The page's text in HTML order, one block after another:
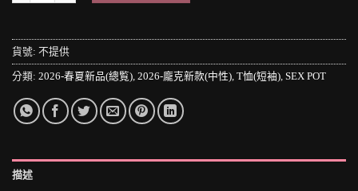
貨號: 不提供
分類: 2026-春夏新品(總覧) 2026-龐克新款(中性) T恤(短袖) SEX POT
描述